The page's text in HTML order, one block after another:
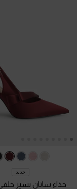
جديد
حذاء ساتان بسير